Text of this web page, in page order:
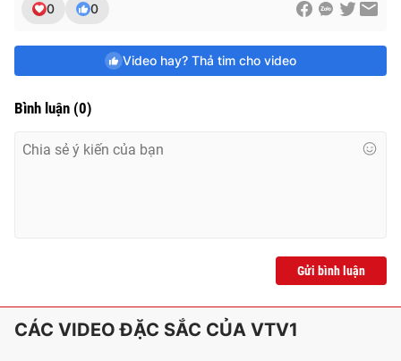
0 0
Video hay? Thả tim cho video
Bình luận (0)
Gửi bình luận
CÁC VIDEO ĐẶC SẮC CỦA VTV1